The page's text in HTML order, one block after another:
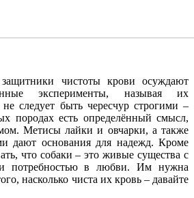
чистоты крови осуждают
эксперименты, называя их
следует быть чересчур строгими –
породах есть определённый смысл,
Метисы лайки и овчарки, а также
дают основания для надежд. Кроме
что собаки – это живые существа с
потребностью в любви. Им нужна
насколько чиста их кровь – давайте